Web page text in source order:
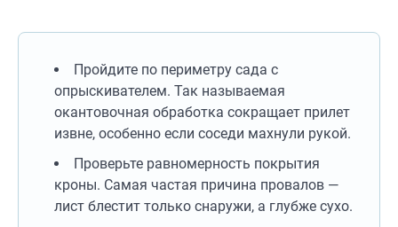
Пройдите по периметру сада с
опрыскивателем. Так называемая
окантовочная обработка сокращает прилет
извне, особенно если соседи махнули рукой.
Проверьте равномерность покрытия
кроны. Самая частая причина провалов —
лист блестит только снаружи, а глубже сухо.